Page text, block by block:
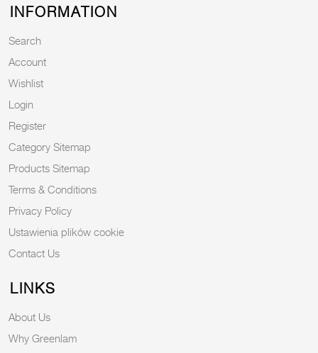
INFORMATION
Search
Account
Wishlist
Login
Register
Category Sitemap
Products Sitemap
Terms & Conditions
Privacy Policy
Ustawienia plików cookie
Contact Us
LINKS
About Us
Why Greenlam